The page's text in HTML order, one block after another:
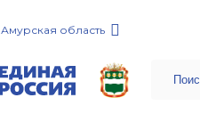
Амурская область